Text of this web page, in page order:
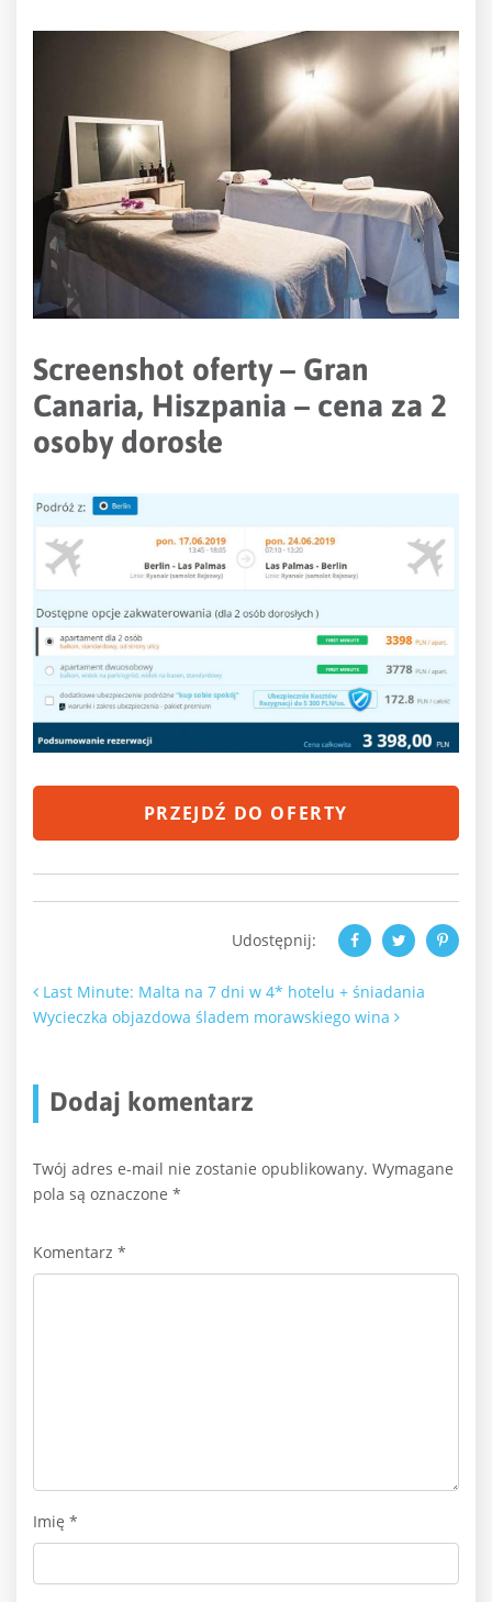
Screenshot oferty – Gran
Canaria, Hiszpania – cena za 2
osoby dorosłe
PRZEJDŹ DO OFERTY
Udostępnij:
Nawigacja po artykułach
Last Minute: Malta na 7 dni w 4* hotelu + śniadania
Wycieczka objazdowa śladem morawskiego wina
Dodaj komentarz
Twój adres e-mail nie zostanie opublikowany. Wymagane
pola są oznaczone *
Komentarz *
Imię *